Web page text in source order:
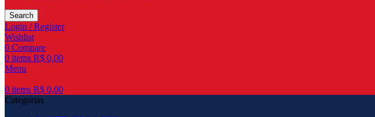
Search
Login / Register
Wishlist
0 Compare
0 items R$ 0,00
Menu
0 items R$ 0,00
Categorias